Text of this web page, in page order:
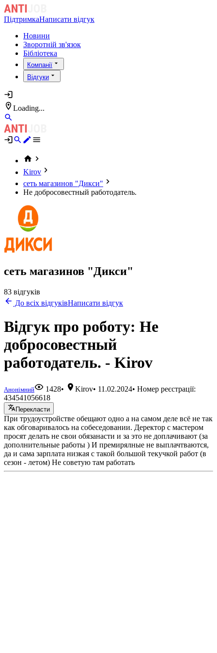
ПідтримкаНаписати відгук
Новини
Зворотній зв'язок
Бібліотека
Компанії
Відгуки
Loading...
Kirov
сеть магазинов "Дикси"
Не добросовестный работодатель.
сеть магазинов "Дикси"
83 відгуків
До всіх відгуківНаписати відгук
Відгук про роботу: Не
добросовестный
работодатель. - Kirov
Анонімний 1428• Kirov• 11.02.2024• Номер реєстрації:
434541056618
Перекласти
При трудоустройстве обещают одно а на самом деле всё не так
как обговаривалось на собеседовании. Деректор с мастером
просят делать не свои обязанасти и за это не доплачивают (за
дополнительные работы ) И премирялные не выплачтваются,
да и сама зарплата низкая с такой большой текучкой работ (в
сезон - летом) Не советую там работать